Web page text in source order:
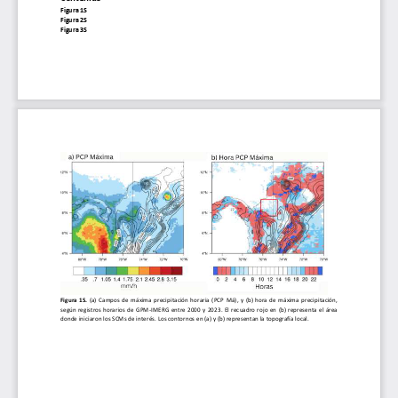
Figura 1S
Figura 2S
Figura 3S
Figura  1S. (a) Campos  de  máxima  precipitación  horaria  (PCP  Má),  y  (b)  hora  de  máxima  precipitación,
según  registros  horarios  de  GPM-IMERG  entre  2000  y  2023.  El  recuadro  rojo  en  (b)  representa  el  área
donde iniciaron los SCMs de interés. Los contornos en (a) y (b) representan la topografía local.